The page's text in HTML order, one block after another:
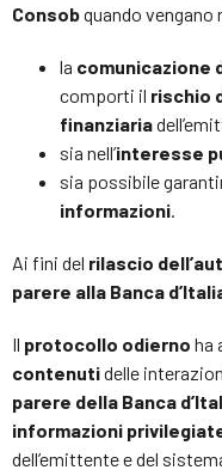
Consobquando
la comunicazione
comporti il rischio
finanziaria
sia nell’interesse
sia possibile
informazioni.
Ai fini del rilascio
parere alla Banca
Il protocollo odierno ha
contenutidelle
parere della Banca
informazioni
dell’emittente e del